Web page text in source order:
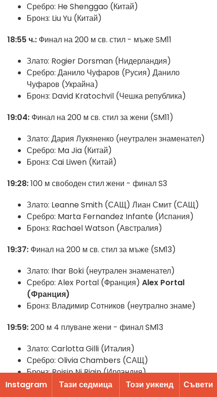
Сребро: He Shenggao (Китай)
Бронз: Liu Yu (Китай)
18:55 ч.: Финал на 200 м св. стил - мъже SM11
Злато: Rogier Dorsman (Нидерландия)
Сребро: Данило Чуфаров (Русия) Данило
Чуфаров (Украйна)
Бронз: David Kratochvil (Чешка република)
19:04: Финал на 200 м св. стил за жени (SM11)
Злато: Дария Лукяненко (неутрален знаменател)
Сребро: Ma Jia (Китай)
Бронз: Cai Liwen (Китай)
19:28:100 м свободен стил жени - финал S3
Злато: Leanne Smith (САЩ) Лиан Смит (САЩ)
Сребро: Marta Fernandez Infante (Испания)
Бронз: Rachael Watson (Австралия)
19:37: Финал на 200 м св. стил за мъже (SM13)
Злато: Ihar Boki (неутрален знаменател)
Сребро: Alex Portal (Франция) Alex Portal
(Франция)
Бронз: Владимир Сотников (неутрално знаме)
19:59:200 м 4 плуване жени - финал SM13
Злато: Carlotta Gilli (Италия)
Сребро: Olivia Chambers (САЩ)
Бронз: Roisin Ni Riain (Ирландия)
Instagram Тази седмица Този уиĸенд Съвети